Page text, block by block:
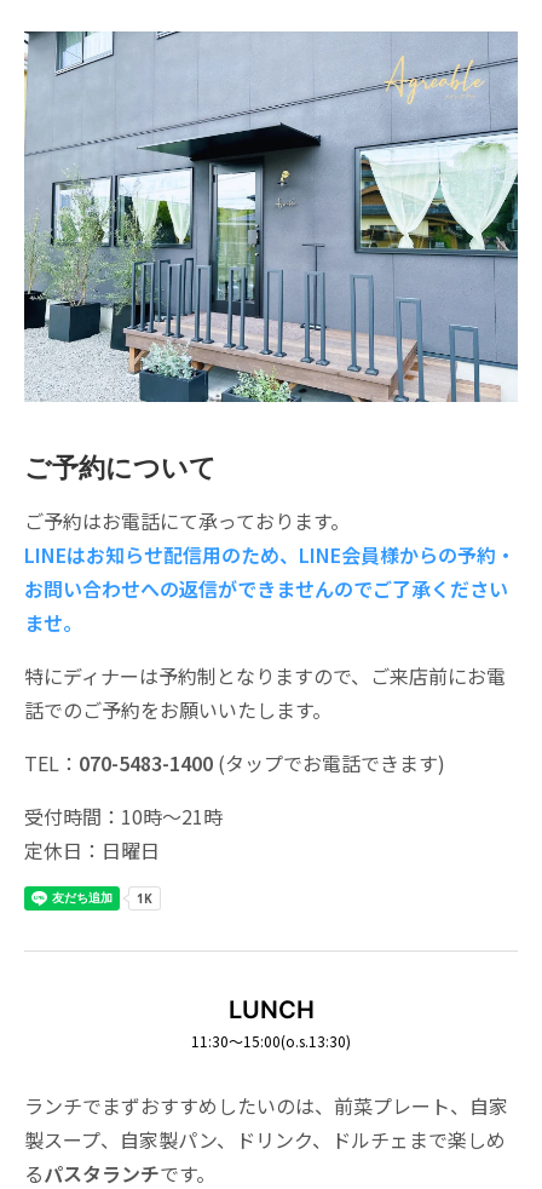
ご予約について
ご予約はお電話にて承っております。
LINEはお知らせ配信用のため、LINE会員様からの予約・
お問い合わせへの返信ができませんのでご了承ください
ませ。
特にディナーは予約制となりますので、ご来店前にお電
話でのご予約をお願いいたします。
TEL： 070-5483-1400 (タップでお電話できます)
受付時間：10時～21時
定休日：日曜日
LUNCH
11:30～15:00(o.s.13:30)
ランチでまずおすすめしたいのは、前菜プレート、自家
製スープ、自家製パン、ドリンク、ドルチェまで楽しめ
るパスタランチです。